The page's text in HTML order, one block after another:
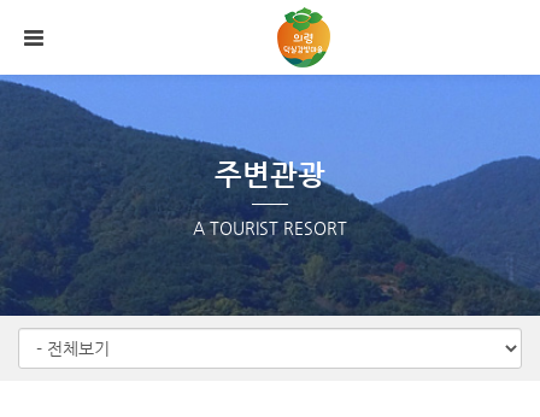
메뉴 건너뛰기
주변관광
A TOURIST RESORT